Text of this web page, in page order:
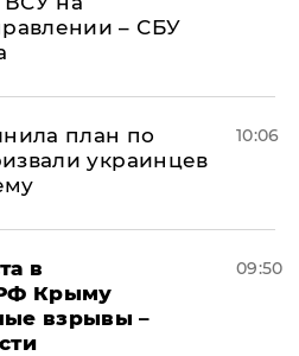
– СБУ
план по
украинцев
10:06
в
Крыму
взрывы –
09:50